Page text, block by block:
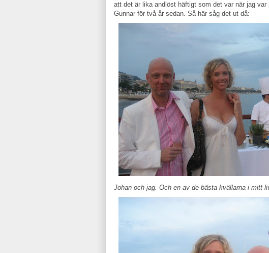
att det är lika andlöst häftigt som det var när jag
Gunnar för två år sedan. Så här såg det ut då:
Johan och jag. Och en av de bästa kvällarna i mitt